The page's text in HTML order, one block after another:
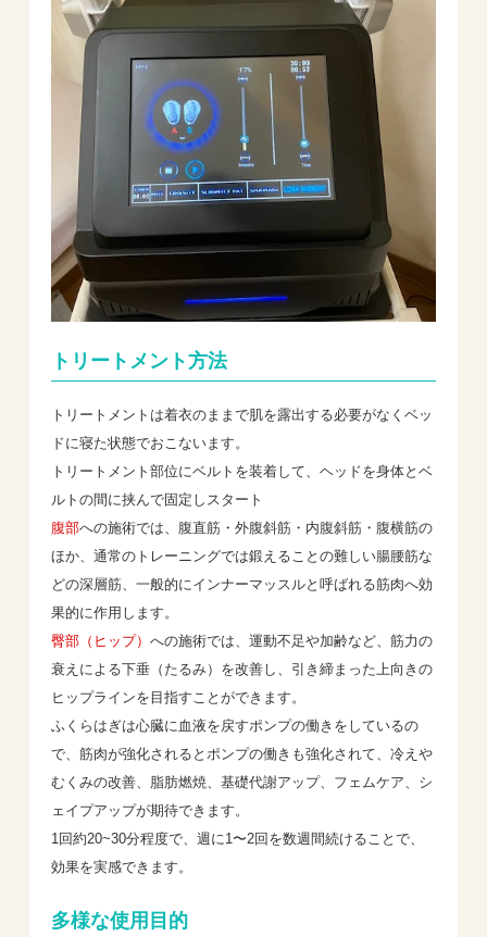
トリートメント方法
トリートメントは着衣のままで肌を露出する必要がなくベッ
ドに寝た状態でおこないます。
トリートメント部位にベルトを装着して、ヘッドを身体とベ
ルトの間に挟んで固定しスタート
腹部への施術では、腹直筋・外腹斜筋・内腹斜筋・腹横筋の
ほか、通常のトレーニングでは鍛えることの難しい腸腰筋な
どの深層筋、一般的にインナーマッスルと呼ばれる筋肉へ効
果的に作用します。
臀部（ヒップ）への施術では、運動不足や加齢など、筋力の
衰えによる下垂（たるみ）を改善し、引き締まった上向きの
ヒップラインを目指すことができます。
ふくらはぎは心臓に血液を戻すポンプの働きをしているの
で、筋肉が強化されるとポンプの働きも強化されて、冷えや
むくみの改善、脂肪燃焼、基礎代謝アップ、フェムケア、シ
ェイプアップが期待できます。
1回約20~30分程度で、週に1〜2回を数週間続けることで、
効果を実感できます。
多様な使用目的